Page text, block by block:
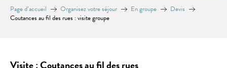
Page d’accueil Organisez votre séjour En groupe
Devis
Coutances au fil des rues : visite groupe